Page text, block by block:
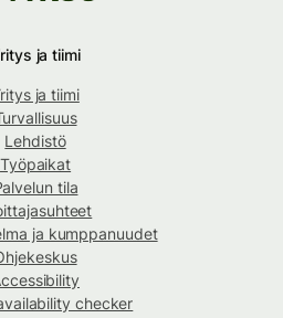
ja tiimi
ja tiimi
Lehdistö
Työpaikat
tila
ja kumppanuudet
checker